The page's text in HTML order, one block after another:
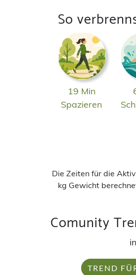
So
19 Min
Spazieren
Die Zeiten für die
kg Gewicht
Comunity
TREND